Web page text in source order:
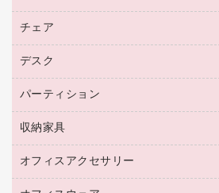
トナーカートリッジ
コピートナー
インクカートリッジ
ハガキ用紙
その他コピー用紙・プリンタ用紙
コピー用紙
パソコンバッグ／収納用品
ネットワーク／ＬＡＮ機器
ネットワーク／ＬＡＮアクセサリー
セキュリティ用品
メモリーカード
プロジェクタ
ファクシミリ
デジタルカメラ
スキャナー
コピー機
ＣＤ－ＲＷ
ＣＤ－Ｒ
メディア収納用品
プリンタ
チェア
応接イス・ベンチ
オフィスチェア
デスク
ミーティングテーブル
デスク
カウンター
パーティション
ホワイトボード・黒板
収納家具
保管庫・書庫
オフィスアクセサリー